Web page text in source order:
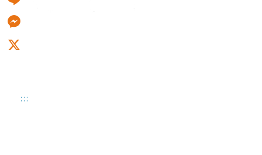
:::
Line
Messenger